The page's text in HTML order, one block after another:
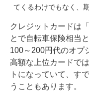
てくるわけでもなく、
クレジットカードは
とで自転車保険相当
100～200円代のオプ
高額な上位カードで
トになっていて、す
うこともあります。